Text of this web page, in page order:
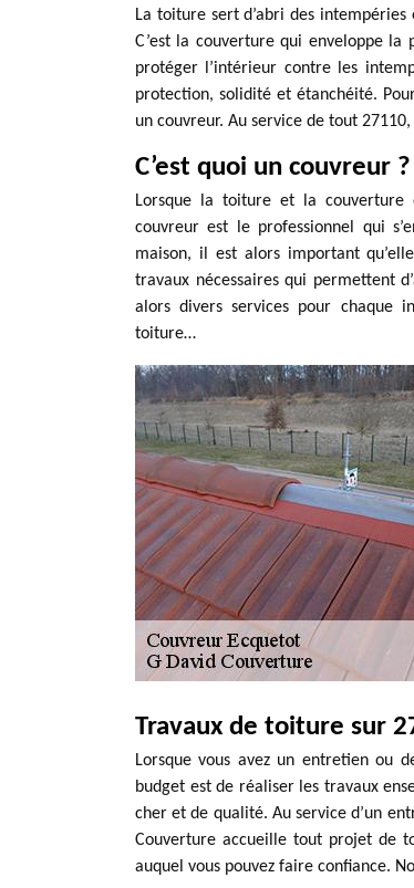
La toiture sert d’abri des
C’est la couverture qui enveloppe la
protéger l’intérieur contre les
protection, solidité et étanchéité.
un couvreur. Au service de tout
C’est quoi un couvreur ?
Lorsque la toiture et la couverture
couvreur est le professionnel qui
maison, il est alors important
travaux nécessaires qui permettent
alors divers services pour chaque
toiture…
Travaux de toiture sur
Lorsque vous avez un entretien ou
budget est de réaliser les travaux
cher et de qualité. Au service d’un
Couverture accueille tout projet de
auquel vous pouvez faire confiance.